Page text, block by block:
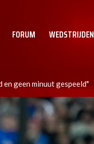
FORUM WEDSTRIJDEN
en geen minuut gespeeld"